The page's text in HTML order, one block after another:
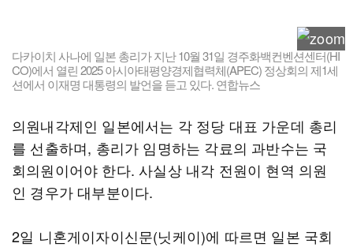
다카이치 사나에 일본 총리가 지난 10월 31일 경주화백컨벤션센터(HI
CO)에서 열린 2025 아시아태평양경제협력체(APEC) 정상회의 제1세
션에서 이재명 대통령의 발언을 듣고 있다. 연합뉴스
의원내각제인 일본에서는 각 정당 대표 가운데 총리
를 선출하며, 총리가 임명하는 각료의 과반수는 국
회의원이어야 한다. 사실상 내각 전원이 현역 의원
인 경우가 대부분이다.
2일 니혼게이자이신문(닛케이)에 따르면 일본 국회